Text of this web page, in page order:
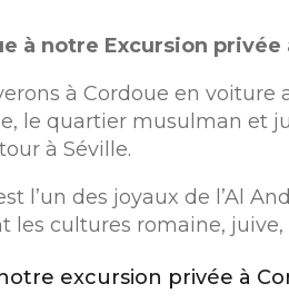
à notre Excursion privée
à Cordoue en voiture
le quartier musulman et
à Séville.
l’un des joyaux de l’Al
les cultures romaine,
excursion privée à